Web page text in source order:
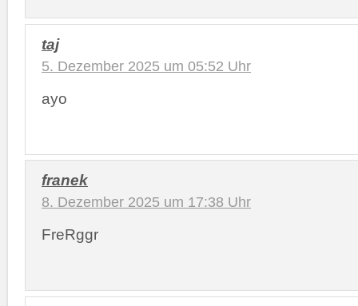
taj
5. Dezember 2025 um 05:52 Uhr
ayo
franek
8. Dezember 2025 um 17:38 Uhr
FreRggr